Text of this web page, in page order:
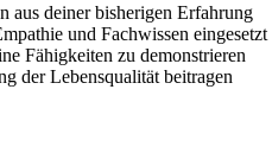
aus deiner bisherigen Erfahrung
und Fachwissen eingesetzt
Fähigkeiten zu demonstrieren
der Lebensqualität beitragen